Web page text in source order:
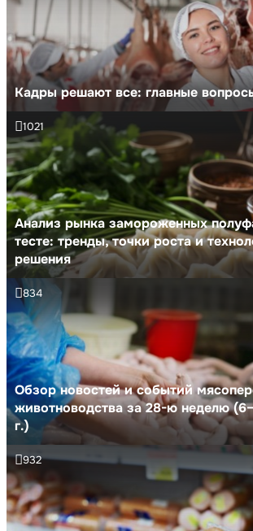
Кадры решают все: главные
Анализ рынка замороженных
тесте: тренды, точки роста и
решения
1021
Обзор новостей и событий
животноводства за 28-ю неделю
г.)
834
932